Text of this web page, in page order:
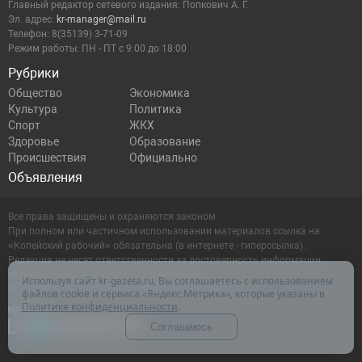
Рубрики
Общество
Экономика
Культура
Политика
Спорт
ЖКХ
Здоровье
Образование
Происшествия
Официально
Объявления
Главный редактор сетевого издания: Попкович А. Г.
Эл. адрес: kr-manager@mail.ru
Телефон: 8(35139) 3-71-09
Режим работы: ПН - ПТ с 9:00 до 18:00
Все права защищены и охраняются законом.
При полном или частичном использовании материалов ссылка на
«Копейский рабочий» обязательна (в интернете - гиперссылка).
Редакция не несет ответственности за достоверность информации,
содержащейся в рекламных объявлениях.
Настоящий ресурс может содержать материалы 16+
Используя сайт kr-gazeta.ru, Вы соглашаетесь с использованием
файлов cookie и сервиса «Яндекс.Метрика», которые указаны в
Политике конфиденциальности.
Соглашаюсь